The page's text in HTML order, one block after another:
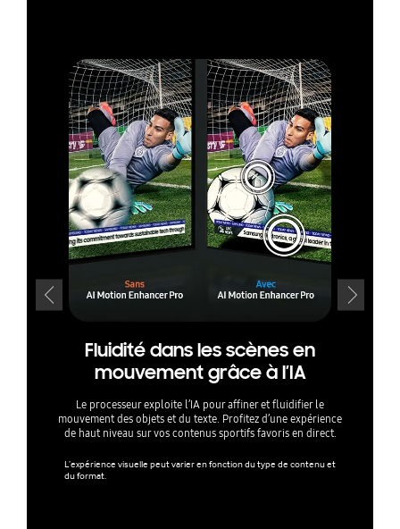
Fluidité dans les scènes en
mouvement grâce à l’IA
Le processeur exploite l’IA pour affiner et fluidifier le
mouvement des objets et du texte. Profitez d’une expérience
de haut niveau sur vos contenus sportifs favoris en direct.
L’expérience visuelle peut varier en fonction du type de contenu et
du format.